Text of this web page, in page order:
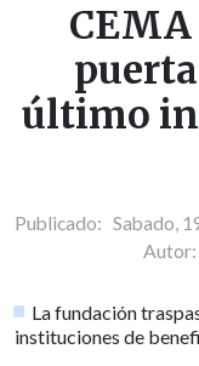
último
Publicado: Sabado,
Autor:
La fundación
instituciones de